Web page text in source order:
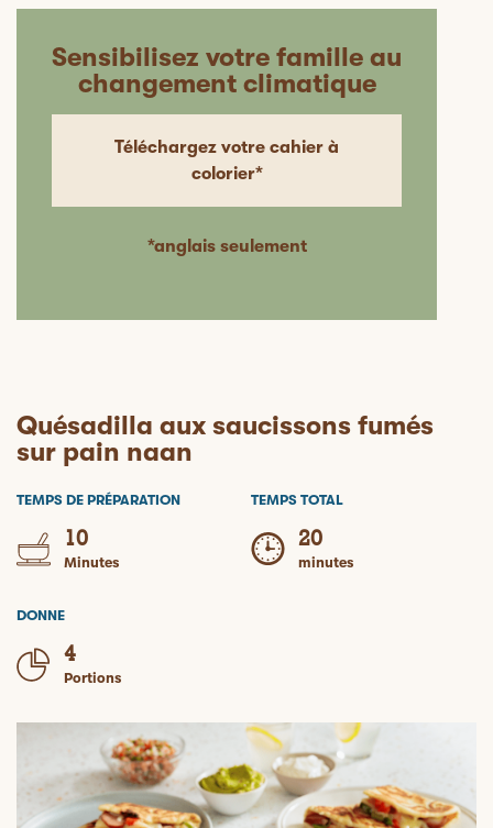
Sensibilisez votre famille au
changement climatique
Téléchargez votre cahier à
colorier*
*anglais seulement
Quésadilla aux saucissons fumés
sur pain naan
TEMPS DE PRÉPARATION
10
Minutes
TEMPS TOTAL
20
minutes
DONNE
4
Portions